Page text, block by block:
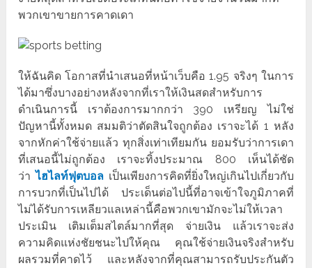
พวกเขาขายการคาดเดา
ให้ฉันคิด โอกาสที่นำเสนอที่หน้าเว็บคือ 1.95 จริงๆ ในการ
ได้มาซึ่งบางอย่างหลังจากที่เราให้เงินสดสำหรับการ
ดำเนินการนี้ เราต้องการมากกว่า 390 เหรียญ ไม่ใช่
ปัญหานี้ทั้งหมด สมมติว่าตัดสินใจถูกต้อง เราจะได้ 1 หลัง
จากหักค่าใช้จ่ายแล้ว ทุกสิ่งเท่าเทียมกัน ยอมรับว่าการเดา
ที่เสนอนี้ไม่ถูกต้อง เราจะทิ้งประมาณ 800 เห็นได้ชัด
ว่าไฮไลท์ฟุตบอล เป็นเพียงการคิดที่ยิ่งใหญ่เกินไปเกี่ยวกับ
การบวกที่เป็นไปได้ ประเด็นต่อไปนี้ที่อาจเข้าใจภูมิภาคที่
ไม่ได้รับการเหลียวแลเหล่านี้คือพวกเขามักจะไม่ให้เวลา
ประเมิน เติมเต็มสไตล์มากที่สุด จ่ายเงิน แล้วเราจะส่ง
ความคิดแห่งชัยชนะไปให้คุณ คุณใช้จ่ายเงินจริงสำหรับ
ผลรวมที่คาดไว้ และหลังจากที่คุณสามารถรับประกันตัว